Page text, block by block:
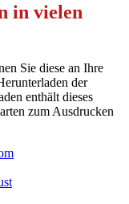
in vielen
Sie diese an Ihre
der
enthält dieses
zum Ausdrucken